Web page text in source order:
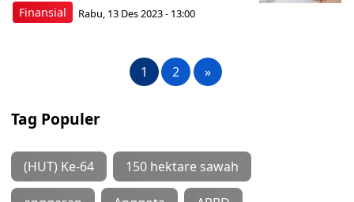
Finansial Rabu, 13 Des 2023 - 13:00
1 2 »
Tag Populer
(HUT) Ke-64 150 hektare sawah